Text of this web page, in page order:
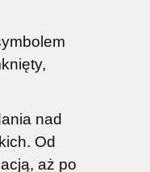
nad
Od
aż po